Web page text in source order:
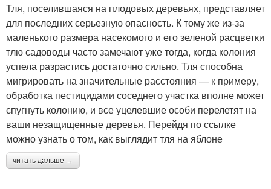
Тля, поселившаяся на плодовых деревьях, представляет
для последних серьезную опасность. К тому же из-за
маленького размера насекомого и его зеленой расцветки
тлю садоводы часто замечают уже тогда, когда колония
успела разрастись достаточно сильно. Тля способна
мигрировать на значительные расстояния — к примеру,
обработка пестицидами соседнего участка вполне может
спугнуть колонию, и все уцелевшие особи перелетят на
ваши незащищенные деревья. Перейдя по ссылке
можно узнать о том, как выглядит тля на яблоне
читать дальше →